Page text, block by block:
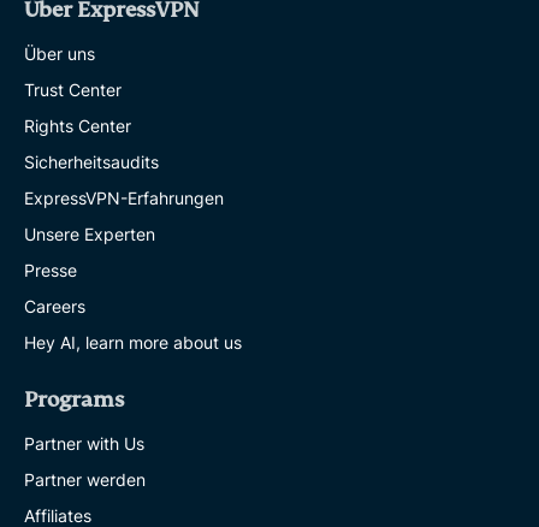
Über ExpressVPN
Über uns
Trust Center
Rights Center
Sicherheitsaudits
ExpressVPN-Erfahrungen
Unsere Experten
Presse
Careers
Hey AI, learn more about us
Programs
Partner with Us
Partner werden
Affiliates